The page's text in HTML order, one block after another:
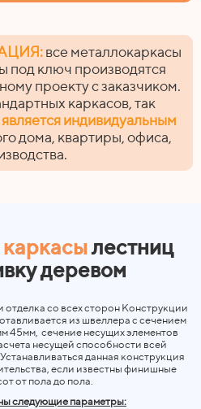
все металлокаркасы
под ключ производятся
проекту с заказчиком.
каркасов, так
индивидуальным
дома, квартиры, офиса,
лестниц
деревом
со всех сторон Конструкции
из швеллера с сечением
45мм, сечение несущих элементов
несущей способности всей
данная конструкция
если известны финишные
от пола до пола.
следующие параметры: